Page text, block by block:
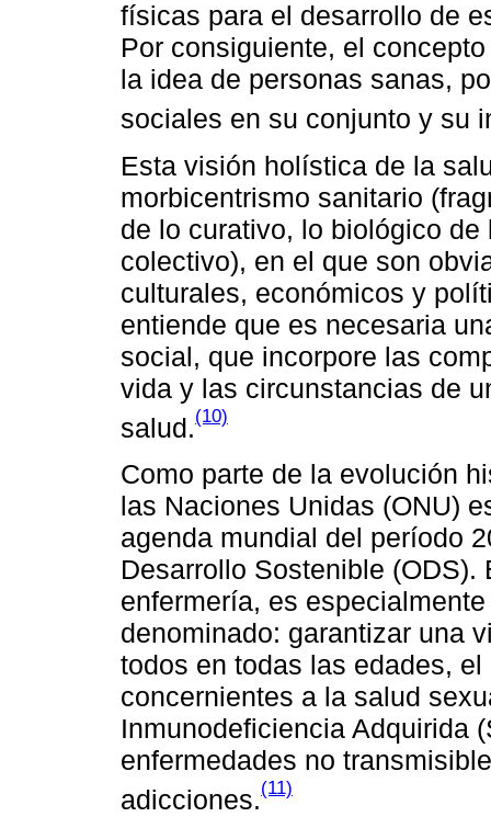
físicas para el desarrollo de
Por consiguiente, el
la idea de personas sanas,
sociales en su conjunto y su
Esta visión holística de la
morbicentrismo sanitario
de lo curativo, lo biológico
colectivo), en el que son
culturales, económicos y
entiende que es necesaria
social, que incorpore las
vida y las circunstancias de
salud.(10)
Como parte de la evolución
las Naciones Unidas (ONU)
agenda mundial del período
Desarrollo Sostenible
enfermería, es
denominado: garantizar una
todos en todas las edades,
concernientes a la salud
Inmunodeficiencia Adquirida
enfermedades no
adicciones.(11)